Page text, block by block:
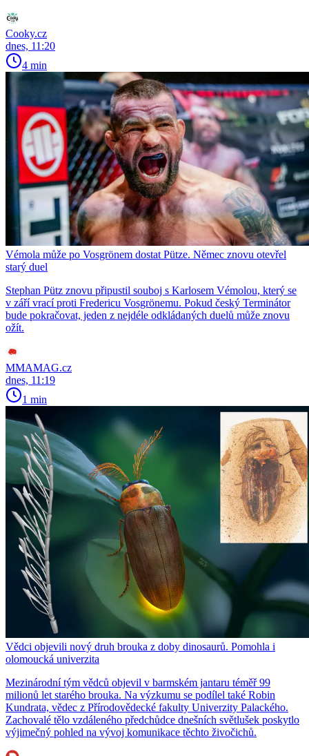
Cooky.cz
dnes, 11:20
4 min
Vémola může po Vosgrönem dostat Pütze. Němec znovu otevřel
starý duel
Stephan Pütz znovu připustil souboj s Karlosem Vémolou, který se
v září vrací proti Fredericu Vosgrönemu. Pokud český Terminátor
bude pokračovat, jeden z nejdéle odkládaných duelů může znovu
ožít.
MMAMAG.cz
dnes, 11:19
1 min
Vědci objevili nový druh brouka z doby dinosaurů. Pomohla i
olomoucká univerzita
Mezinárodní tým vědců objevil v barmském jantaru téměř 99
milionů let starého brouka. Na výzkumu se podílel také Robin
Kundrata, vědec z Přírodovědecké fakulty Univerzity Palackého.
Zachovalé tělo vzdáleného předchůdce dnešních světlušek poskytlo
výjimečný pohled na vývoj komunikace těchto živočichů.